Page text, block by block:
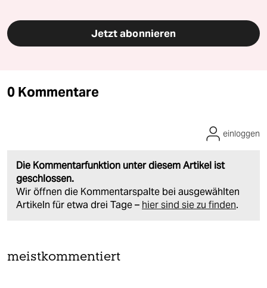
Jetzt abonnieren
0 Kommentare
Die Kommentarfunktion unter diesem Artikel ist
geschlossen.
Wir öffnen die Kommentarspalte bei ausgewählten
Artikeln für etwa drei Tage – hier sind sie zu finden.
einloggen
meistkommentiert